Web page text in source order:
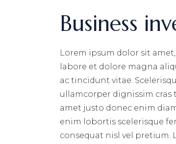
Business
Lorem ipsum dolor sit
labore et dolore magna
ac tincidunt vitae.
ullamcorper dignissim
amet justo donec enim
enim lobortis scelerisque
consequat nisl vel pretium.